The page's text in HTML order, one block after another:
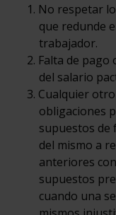
No respetar
que redunde
trabajador.
Falta de
del salario
Cualquier
obligaciones
supuestos de
del mismo a
anteriores
supuestos
cuando una